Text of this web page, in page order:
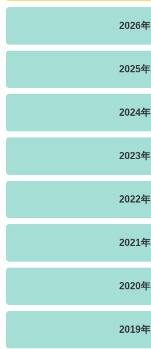
2026年
2025年
2024年
2023年
2022年
2021年
2020年
2019年